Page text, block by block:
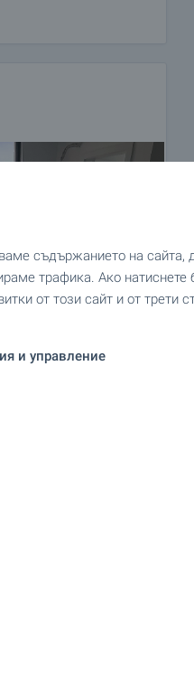
съдържанието на сайта,
трафика. Ако
от този сайт и от трети
и управление